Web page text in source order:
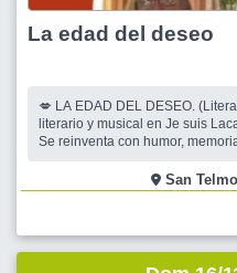
La edad del deseo
💋 LA EDAD DEL DESEO.
literario y musical en Je suis
Se reinventa con humor, memoria y
más intenso. Hay miradas que
que